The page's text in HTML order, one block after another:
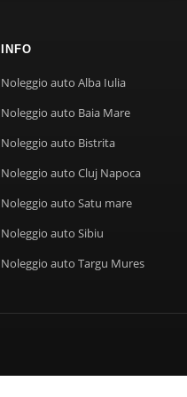
INFO
Noleggio auto Alba Iulia
Noleggio auto Baia Mare
Noleggio auto Bistrita
Noleggio auto Cluj Napoca
Noleggio auto Satu mare
Noleggio auto Sibiu
Noleggio auto Targu Mures